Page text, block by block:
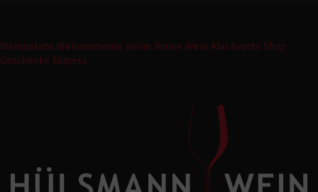
Weinpakete Weinmomente Keine Weine Wein Abo Events Shop
Geschenke Express